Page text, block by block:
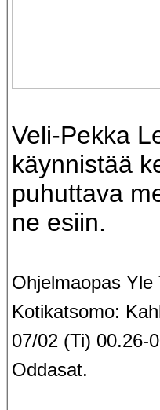
Veli-Pekka
käynnistää
puhuttava
ne esiin.
Ohjelmaopas
Kotikatsomo:
07/02 (Ti) 00.26-
Oddasat.